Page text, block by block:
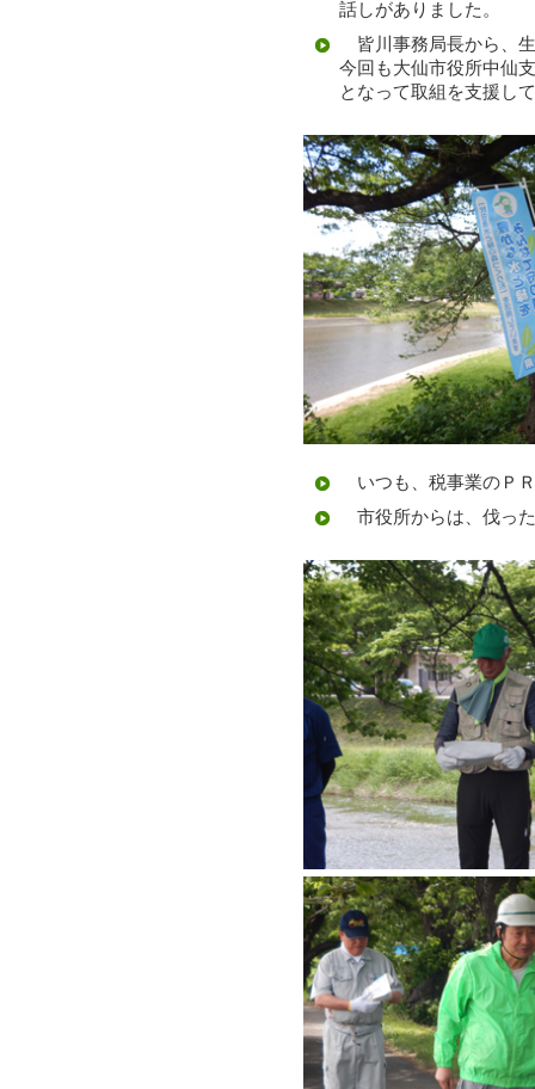
話しがありました。
皆川事務局長から、
今回も大仙市役所中仙
となって取組を支援し
いつも、税事業のＰ
市役所からは、伐っ